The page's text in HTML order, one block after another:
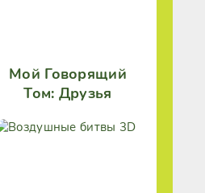
Мой Говорящий
Том: Друзья